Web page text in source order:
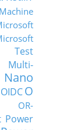
Machine
Test
Multi-
Nano
OIDCO
OR-
Power